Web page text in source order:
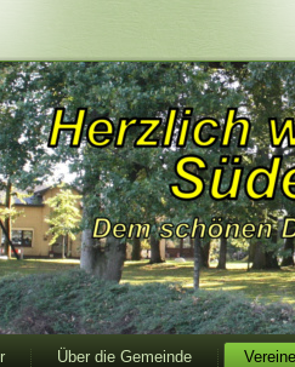
Über die Gemeinde